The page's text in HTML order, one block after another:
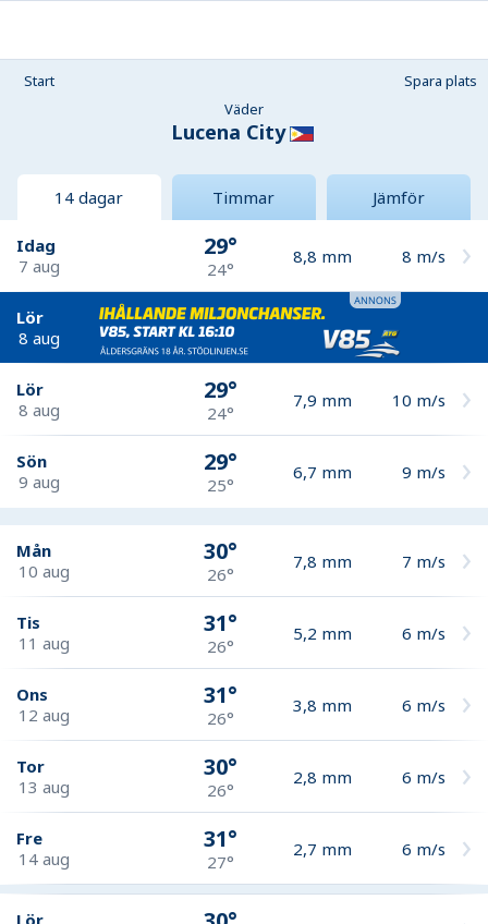
Start
Spara plats
Väder
Lucena City
14 dagar Timmar Jämför
Idag
7 aug
29°
24°
8,8 mm 8 m/s
Lör
8 aug
Lör
8 aug
29°
24°
7,9 mm 10 m/s
Sön
9 aug
29°
25°
6,7 mm 9 m/s
Mån
10 aug
30°
26°
7,8 mm 7 m/s
Tis
11 aug
31°
26°
5,2 mm 6 m/s
Ons
12 aug
31°
26°
3,8 mm 6 m/s
Tor
13 aug
30°
26°
2,8 mm 6 m/s
Fre
14 aug
31°
27°
2,7 mm 6 m/s
Lör